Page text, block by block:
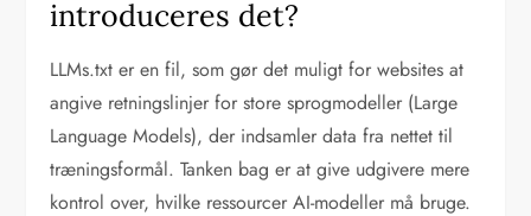
introduceres det?
LLMs.txt er en fil, som gør det muligt for websites at
angive retningslinjer for store sprogmodeller (Large
Language Models), der indsamler data fra nettet til
træningsformål. Tanken bag er at give udgivere mere
kontrol over, hvilke ressourcer AI-modeller må bruge.